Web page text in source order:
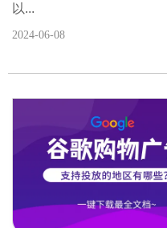
以...
2024-06-08